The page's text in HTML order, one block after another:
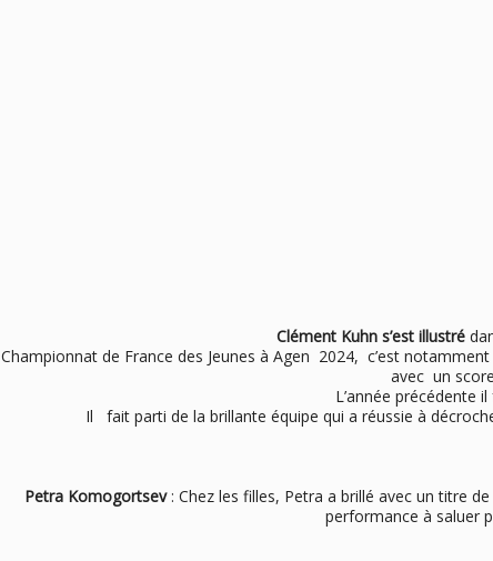
Clément Kuhn s’est illustré
Championnat de France des Jeunes à Agen 2024, c’est
avec un
L’année précédente
Il fait parti de la brillante équipe qui a réussie à
Petra Komogortsev: Chez les filles, Petra a brillé avec un titre de
performance à saluer